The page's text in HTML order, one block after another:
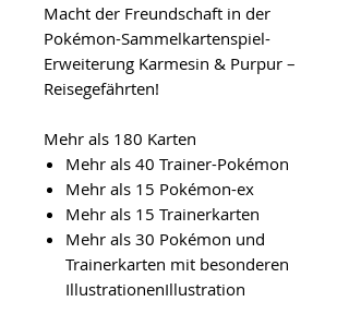
Macht der Freundschaft in der
Pokémon-Sammelkartenspiel-
Erweiterung Karmesin & Purpur –
Reisegefährten!
Mehr als 180 Karten
Mehr als 40 Trainer-Pokémon
Mehr als 15 Pokémon-ex
Mehr als 15 Trainerkarten
Mehr als 30 Pokémon und
Trainerkarten mit besonderen
IllustrationenIllustration